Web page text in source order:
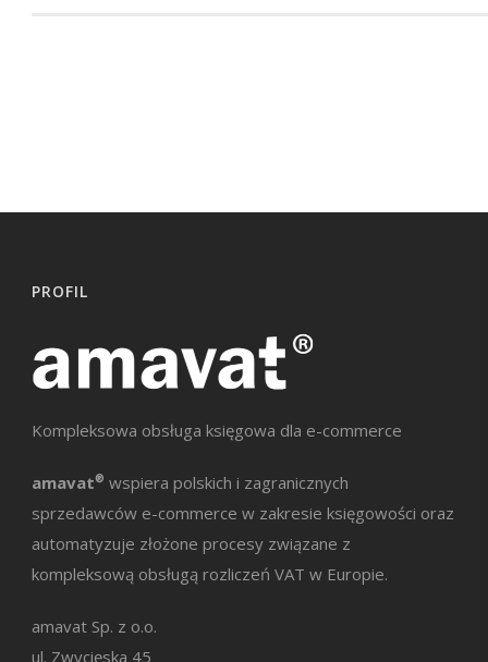
PROFIL
Kompleksowa obsługa księgowa dla e-commerce
amavat® wspiera polskich i zagranicznych
sprzedawców e-commerce w zakresie księgowości oraz
automatyzuje złożone procesy związane z
kompleksową obsługą rozliczeń VAT w Europie.
amavat Sp. z o.o.
ul. Zwycięska 45